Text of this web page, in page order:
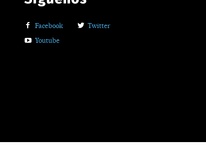
Facebook
Twitter
Youtube